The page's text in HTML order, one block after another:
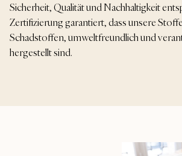
Sicherheit, Qualität und Nachhaltigkeit
Zertifizierung garantiert, dass unsere
Schadstoffen, umweltfreundlich und
hergestellt sind.